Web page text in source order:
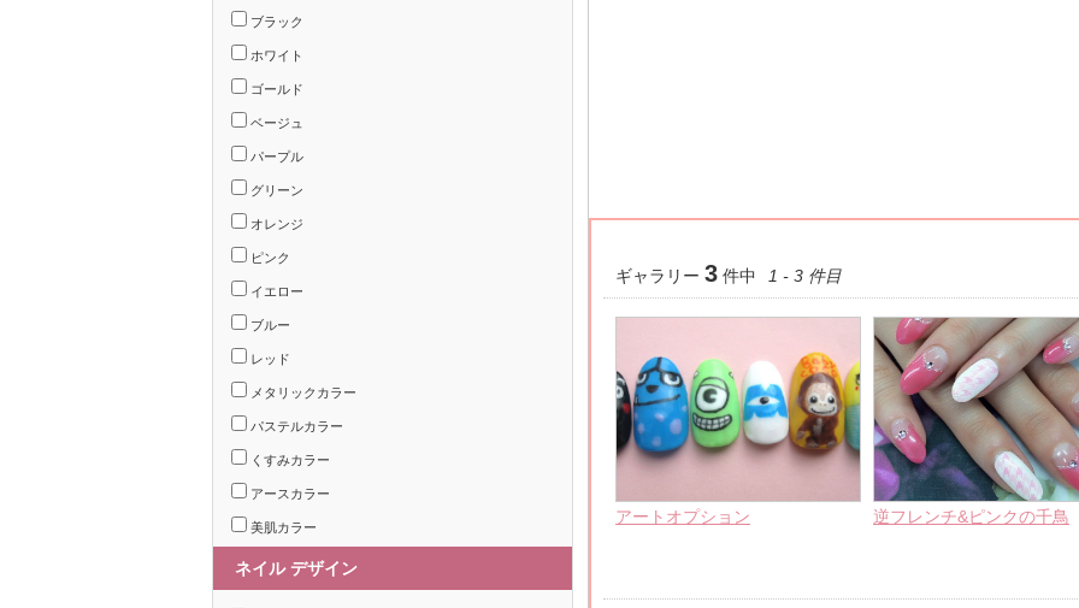
ギャラリー 3 件中 1 - 3 件目
アートオプション 逆フレンチ&ピンクの千鳥
ブラック
ホワイト
ゴールド
ベージュ
パープル
グリーン
オレンジ
ピンク
イエロー
ブルー
レッド
メタリックカラー
パステルカラー
くすみカラー
アースカラー
美肌カラー
ネイル デザイン